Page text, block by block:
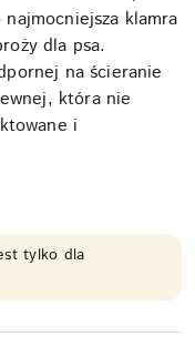
klamra
dla psa.
na ścieranie
która nie
i
tylko dla